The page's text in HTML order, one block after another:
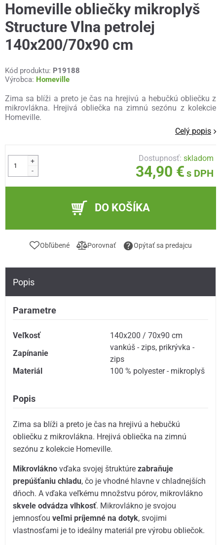
Homeville obliečky mikroplyš
Structure Vlna petrolej
140x200/70x90 cm
Kód produktu: P19188
Výrobca: Homeville
Zima sa blíži a preto je čas na hrejivú a hebučkú obliečku z
mikrovlákna. Hrejivá obliečka na zimnú sezónu z kolekcie
Homeville.
Celý popis
+
-
Dostupnosť:skladom
34,90 € s DPH
DO KOŠÍKA
Obľúbené Porovnať Opýtať sa predajcu
Popis
Parametre
Veľkosť
140x200 / 70x90 cm
Zapínanie
vankúš - zips, prikrývka -
zips
Materiál
100 % polyester - mikroplyš
Popis
Zima sa blíži a preto je čas na hrejivú a hebučkú
obliečku z mikrovlákna. Hrejivá obliečka na zimnú
sezónu z kolekcie Homeville.
Mikrovlákno vďaka svojej štruktúrezabraňuje
prepúšťaniu chladu, čo je vhodné hlavne v chladnejších
dňoch. A vďaka veľkému množstvu pórov, mikrovlákno
skvele odvádza vlhkosť. Mikrovlákno je svojou
jemnosťouveľmi príjemné na dotyk, svojimi
vlastnosťami je to ideálny materiál pre výrobu obliečok.